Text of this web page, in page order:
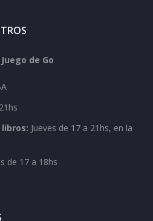
de Go
Jueves de 17 a 21hs, en la
de 17 a 18hs